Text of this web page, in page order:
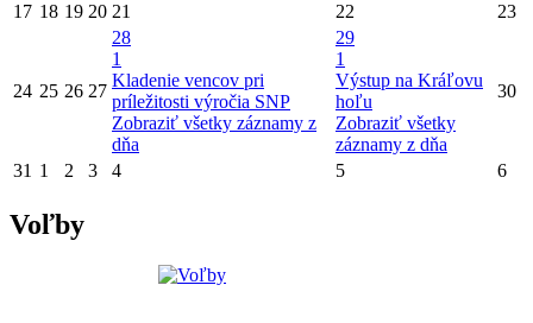
17 18 19 20 21 22 23
24 25 26 27
28
1
Kladenie vencov pri
príležitosti výročia SNP
Zobraziť všetky záznamy z
dňa
29
1
Výstup na Kráľovu
hoľu
Zobraziť všetky
záznamy z dňa
30
31 1 2 3 4 5 6
Voľby